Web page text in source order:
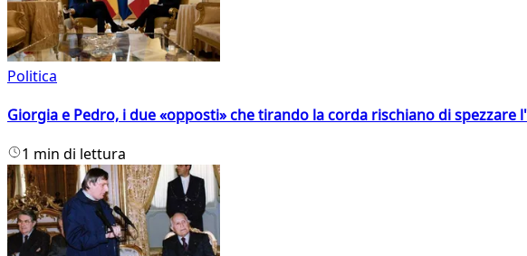
Politica
Giorgia e Pedro, i due «opposti» che tirando la corda rischiano di spezzare
1 min di lettura